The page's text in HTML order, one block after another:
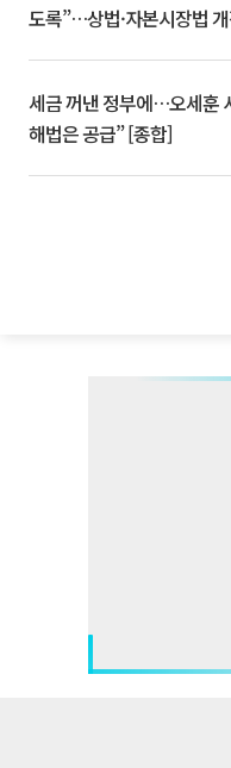
도록”…상법·자본시장법
세금 꺼낸 정부에…오세훈
해법은 공급” [종합]